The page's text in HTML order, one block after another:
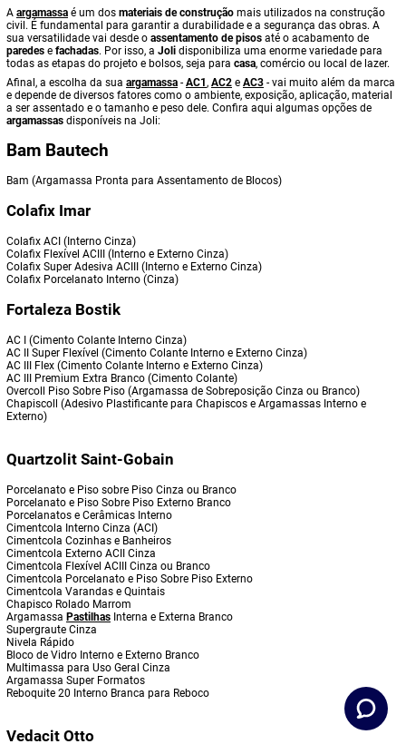
A argamassa é um dos materiais de construção mais utilizados na construção
civil. É fundamental para garantir a durabilidade e a segurança das obras. A
sua versatilidade vai desde o assentamento de pisos até o acabamento de
paredes e fachadas. Por isso, a Joli disponibiliza uma enorme variedade para
todas as etapas do projeto e bolsos, seja para casa, comércio ou local de lazer.
Afinal, a escolha da sua argamassa - AC1 , AC2 e AC3 - vai muito além da marca
e depende de diversos fatores como o ambiente, exposição, aplicação, material
a ser assentado e o tamanho e peso dele. Confira aqui algumas opções de
argamassas disponíveis na Joli:
Bam Bautech
Bam (Argamassa Pronta para Assentamento de Blocos)
Colafix Imar
Colafix ACI (Interno Cinza)
Colafix Flexível ACIII (Interno e Externo Cinza)
Colafix Super Adesiva ACIII (Interno e Externo Cinza)
Colafix Porcelanato Interno (Cinza)
Fortaleza Bostik
AC I (Cimento Colante Interno Cinza)
AC II Super Flexível (Cimento Colante Interno e Externo Cinza)
AC III Flex (Cimento Colante Interno e Externo Cinza)
AC III Premium Extra Branco (Cimento Colante)
Overcoll Piso Sobre Piso (Argamassa de Sobreposição Cinza ou Branco)
Chapiscoll (Adesivo Plastificante para Chapiscos e Argamassas Interno e
Externo)
Quartzolit Saint-Gobain
Porcelanato e Piso sobre Piso Cinza ou Branco
Porcelanato e Piso Sobre Piso Externo Branco
Porcelanatos e Cerâmicas Interno
Cimentcola Interno Cinza (ACI)
Cimentcola Cozinhas e Banheiros
Cimentcola Externo ACII Cinza
Cimentcola Flexível ACIII Cinza ou Branco
Cimentcola Porcelanato e Piso Sobre Piso Externo
Cimentcola Varandas e Quintais
Chapisco Rolado Marrom
Argamassa Pastilhas Interna e Externa Branco
Supergraute Cinza
Nivela Rápido
Bloco de Vidro Interno e Externo Branco
Multimassa para Uso Geral Cinza
Argamassa Super Formatos
Reboquite 20 Interno Branca para Reboco
Vedacit Otto